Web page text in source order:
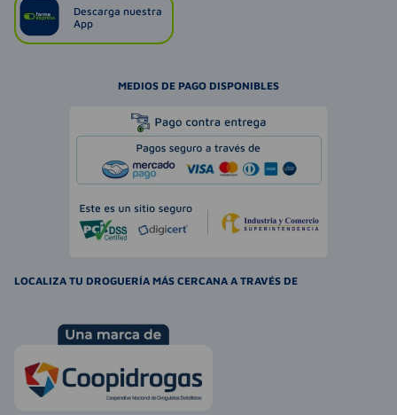
Descarga nuestra
App
MEDIOS DE PAGO DISPONIBLES
LOCALIZA TU DROGUERÍA MÁS CERCANA A TRAVÉS DE